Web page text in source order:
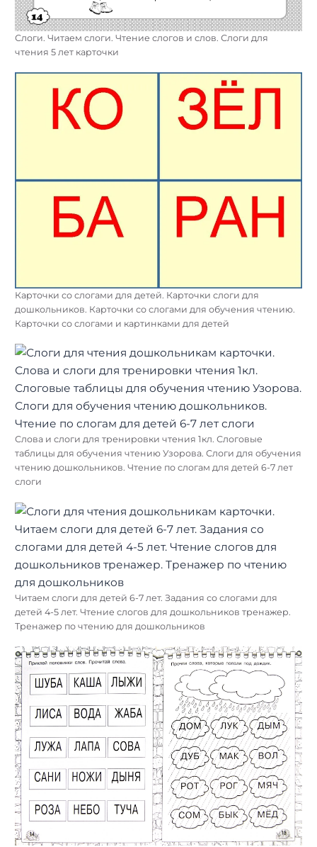
Слоги. Читаем слоги. Чтение слогов и слов. Слоги для
чтения 5 лет карточки
Карточки со слогами для детей. Карточки слоги для
дошкольников. Карточки со слогами для обучения чтению.
Карточки со слогами и картинками для детей
Слова и слоги для тренировки чтения 1кл. Слоговые
таблицы для обучения чтению Узорова. Слоги для обучения
чтению дошкольников. Чтение по слогам для детей 6-7 лет
слоги
Читаем слоги для детей 6-7 лет. Задания со слогами для
детей 4-5 лет. Чтение слогов для дошкольников тренажер.
Тренажер по чтению для дошкольников